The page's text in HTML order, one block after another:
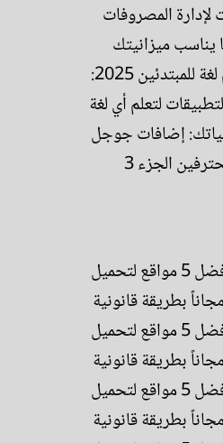
لإدارة المصروفات
ميزانيتك
أفضل تطبيق تعلم لغة للمبتدئين 2025:
لتعلم أي لغة
إضافات جوجل
الجزء 3
أفضل 5 مواقع لتحميل
بطريقة قانونية
أفضل 5 مواقع لتحميل
بطريقة قانونية
أفضل 5 مواقع لتحميل
بطريقة قانونية